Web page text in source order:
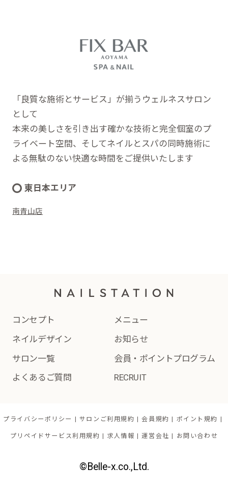
「良質な施術とサービス」が揃うウェルネスサロン
として
本来の美しさを引き出す確かな技術と完全個室のプ
ライベート空間、そしてネイルとスパの同時施術に
よる無駄のない快適な時間をご提供いたします
東日本エリア
南青山店
コンセプト
メニュー
ネイルデザイン
お知らせ
サロン一覧
会員・ポイントプログラム
よくあるご質問
RECRUIT
プライバシーポリシー サロンご利用規約 会員規約 ポイント規約
プリペイドサービス利用規約 求人情報 運営会社 お問い合わせ
©Belle-x.co.,Ltd.